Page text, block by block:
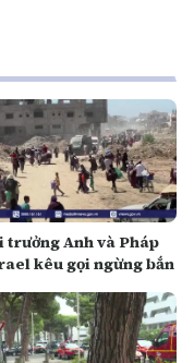
trưởng Anh và Pháp
kêu gọi ngừng bắn